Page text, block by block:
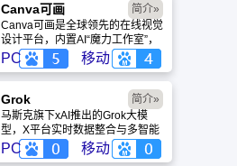
Canva可画
Canva可画是全球领先的在线视觉
设计平台，内置AI“魔力工作室”，
提供海量正版模板与素材。无论是
自媒体封面、企业海报还是PPT，
零基础用户也能轻松实现专业级创
作，让设计触手可及。
PC 移动
简介»
Grok
马斯克旗下xAI推出的Grok大模
型，X平台实时数据整合与多智能
体协作的核心优势。针对其中文能
力、隐私安全及幻觉问题等高频疑
PC 移动
简介»